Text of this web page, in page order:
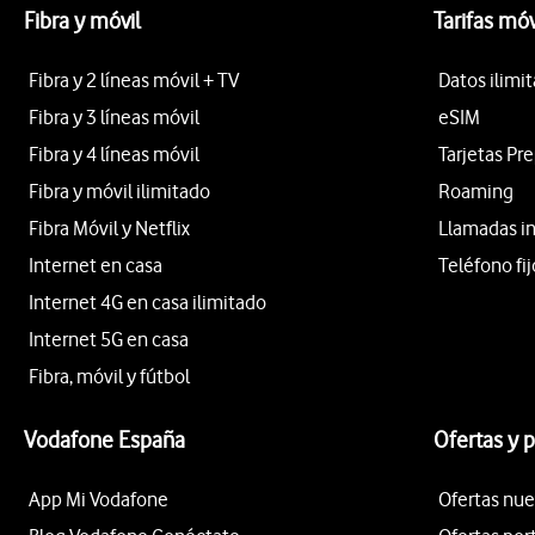
Fibra y móvil
Fibra y 2 líneas móvil + TV
Fibra y 3 líneas móvil
Fibra y 4 líneas móvil
Fibra y móvil ilimitado
Fibra Móvil y Netflix
Internet en casa
Internet 4G en casa ilimitado
Internet 5G en casa
Fibra, móvil y fútbol
Tarifas
Datos
eSIM
Tarjetas
Roaming
Llamadas
Teléfono
Vodafone España
App Mi Vodafone
Ofertas y
Ofertas